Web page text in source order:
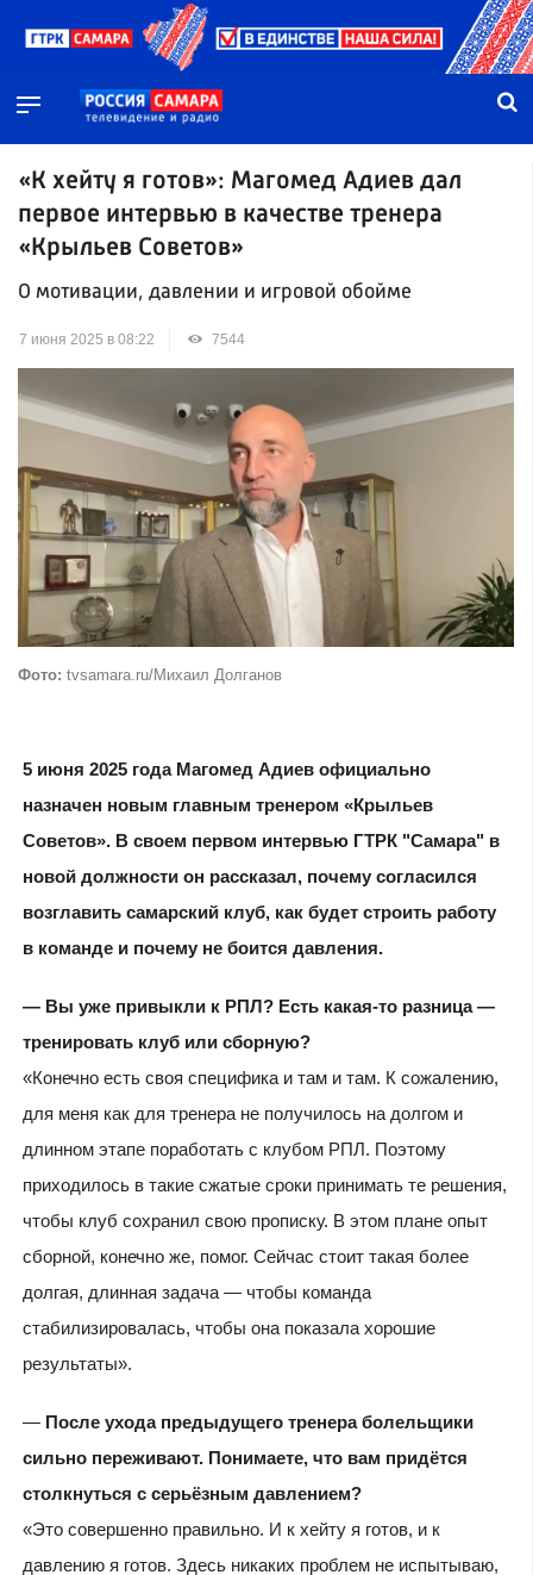
«К хейту я готов»: Магомед Адиев дал
первое интервью в качестве тренера
«Крыльев Советов»
О мотивации, давлении и игровой обойме
7 июня 2025 в 08:22 7544
Фото: tvsamara.ru/Михаил Долганов
5 июня 2025 года Магомед Адиев официально
назначен новым главным тренером «Крыльев
Советов». В своем первом интервью ГТРК "Самара" в
новой должности он рассказал, почему согласился
возглавить самарский клуб, как будет строить работу
в команде и почему не боится давления.
— Вы уже привыкли к РПЛ? Есть какая-то разница —
тренировать клуб или сборную?
«Конечно есть своя специфика и там и там. К сожалению,
для меня как для тренера не получилось на долгом и
длинном этапе поработать с клубом РПЛ. Поэтому
приходилось в такие сжатые сроки принимать те решения,
чтобы клуб сохранил свою прописку. В этом плане опыт
сборной, конечно же, помог. Сейчас стоит такая более
долгая, длинная задача — чтобы команда
стабилизировалась, чтобы она показала хорошие
результаты».
— После ухода предыдущего тренера болельщики
сильно переживают. Понимаете, что вам придётся
столкнуться с серьёзным давлением?
«Это совершенно правильно. И к хейту я готов, и к
давлению я готов. Здесь никаких проблем не испытываю,